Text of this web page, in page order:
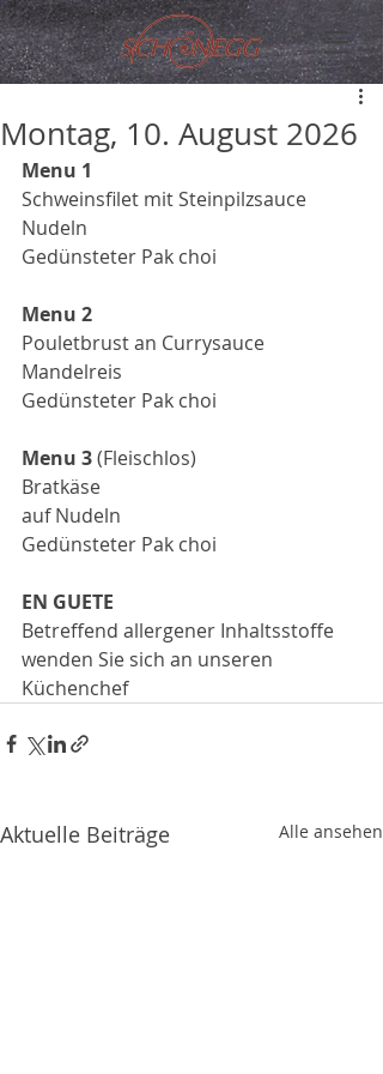
Montag, 10. August 2026
Menu 1
Schweinsfilet mit Steinpilzsauce
Nudeln
Gedünsteter Pak choi
Menu 2
Pouletbrust an Currysauce
Mandelreis
Gedünsteter Pak choi
Menu 3 (Fleischlos)
Bratkäse
auf Nudeln
Gedünsteter Pak choi
EN GUETE
Betreffend allergener Inhaltsstoffe
wenden Sie sich an unseren
Küchenchef
Aktuelle Beiträge Alle ansehen